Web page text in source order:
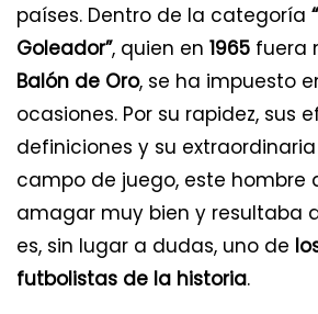
países. Dentro de la categoría
Goleador”, quien en 1965 fuera
Balón de Oro, se ha impuesto
ocasiones. Por su rapidez, sus
definiciones y su
campo de juego, este hombre
amagar muy bien y resultaba
es, sin lugar a dudas, uno de
futbolistas de la historia.